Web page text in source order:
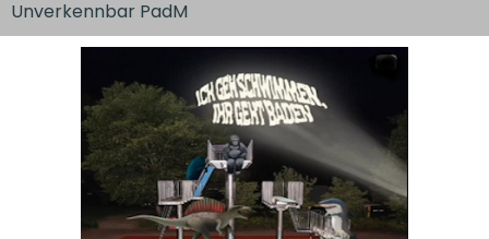
Unverkennbar PadM